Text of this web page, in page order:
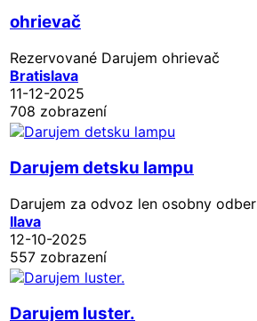
ohrievač
Rezervované Darujem ohrievač
Bratislava
11-12-2025
708 zobrazení
Darujem detsku lampu
Darujem za odvoz len osobny odber
Ilava
12-10-2025
557 zobrazení
Darujem luster.